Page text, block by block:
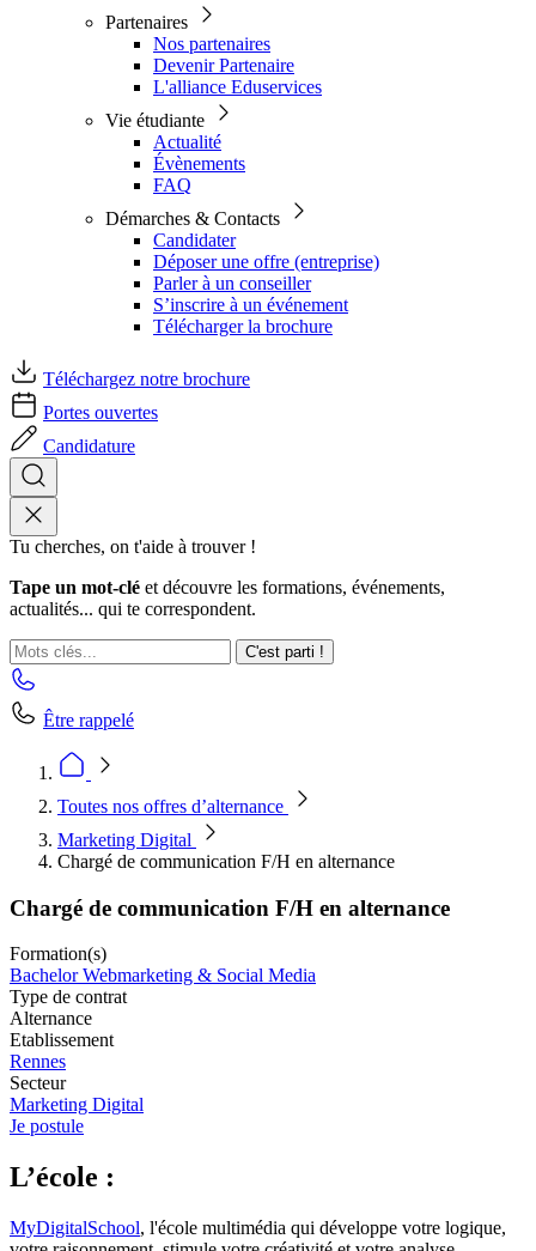
Partenaires
Nos partenaires
Devenir Partenaire
L'alliance Eduservices
Vie étudiante
Actualité
Évènements
FAQ
Démarches & Contacts
Candidater
Déposer une offre (entreprise)
Parler à un conseiller
S’inscrire à un événement
Télécharger la brochure
Téléchargez notre brochure
Portes ouvertes
Candidature
Tu cherches, on t'aide à trouver !
Tape un mot-clé et découvre les formations, événements,
actualités... qui te correspondent.
C'est parti !
Être rappelé
Toutes nos offres d’alternance
Marketing Digital
Chargé de communication F/H en alternance
Chargé de communication F/H en alternance
Formation(s)
Bachelor Webmarketing & Social Media
Type de contrat
Alternance
Etablissement
Rennes
Secteur
Marketing Digital
Je postule
L’école :
MyDigitalSchool, l'école multimédia qui développe votre logique,